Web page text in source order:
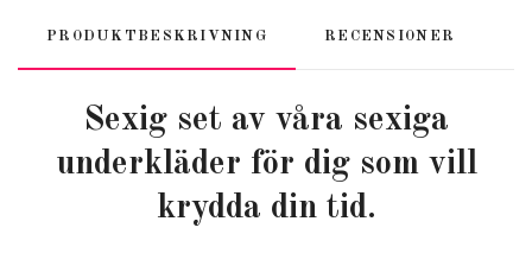
PRODUKTBESKRIVNING RECENSIONER
Sexig set av våra sexiga
underkläder för dig som vill
krydda din tid.